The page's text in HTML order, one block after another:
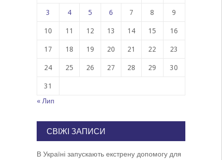
3 4 5 6 7 8 9
10 11 12 13 14 15 16
17 18 19 20 21 22 23
24 25 26 27 28 29 30
31
« Лип
СВІЖІ ЗАПИСИ
В Україні запускають екстрену допомогу для